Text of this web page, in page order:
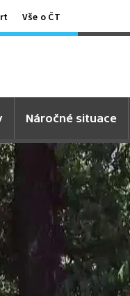
Vše o ČT
Náročné situace